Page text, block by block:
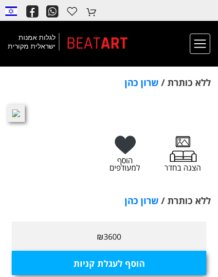
לגלות אמנות
ישראלית מקורית
ART
BEAT
ללא כותרת / שרון כהן
הצגה בחדר
הוסף
למעודפים
ללא כותרת / שרון כהן
₪3600
הוסף לעגלת קניות